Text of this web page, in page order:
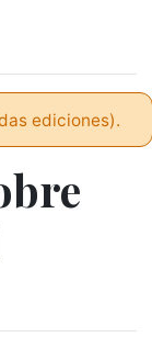
ediciones).